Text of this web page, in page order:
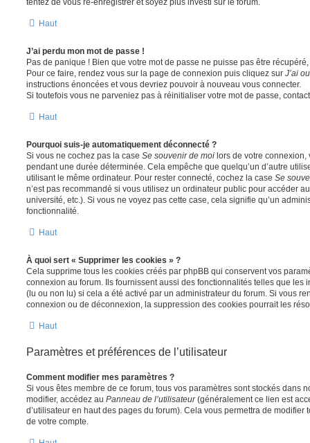
tentez de vous ré-enregistrer et soyez plus investi sur le forum.
Haut
J’ai perdu mon mot de passe !
Pas de panique ! Bien que votre mot de passe ne puisse pas être
Pour ce faire, rendez vous sur la page de connexion puis cliquez sur J’ai
instructions énoncées et vous devriez pouvoir à nouveau vous connecter.
Si toutefois vous ne parveniez pas à réinitialiser votre mot de passe,
Haut
Pourquoi suis-je automatiquement déconnecté ?
Si vous ne cochez pas la case Se souvenir de moi lors de votre
pendant une durée déterminée. Cela empêche que quelqu’un d’autre
utilisant le même ordinateur. Pour rester connecté, cochez la case Se
n’est pas recommandé si vous utilisez un ordinateur public pour accéder
université, etc.). Si vous ne voyez pas cette case, cela signifie qu’un
fonctionnalité.
Haut
À quoi sert « Supprimer les cookies » ?
Cela supprime tous les cookies créés par phpBB qui conservent vos
connexion au forum. Ils fournissent aussi des fonctionnalités telles que les
(lu ou non lu) si cela a été activé par un administrateur du forum. Si vous
connexion ou de déconnexion, la suppression des cookies pourrait les
Haut
Paramètres et préférences de l’utilisateur
Comment modifier mes paramètres ?
Si vous êtes membre de ce forum, tous vos paramètres sont stockés dans
modifier, accédez au Panneau de l’utilisateur(généralement ce lien est
d’utilisateur en haut des pages du forum). Cela vous permettra de modifier
de votre compte.